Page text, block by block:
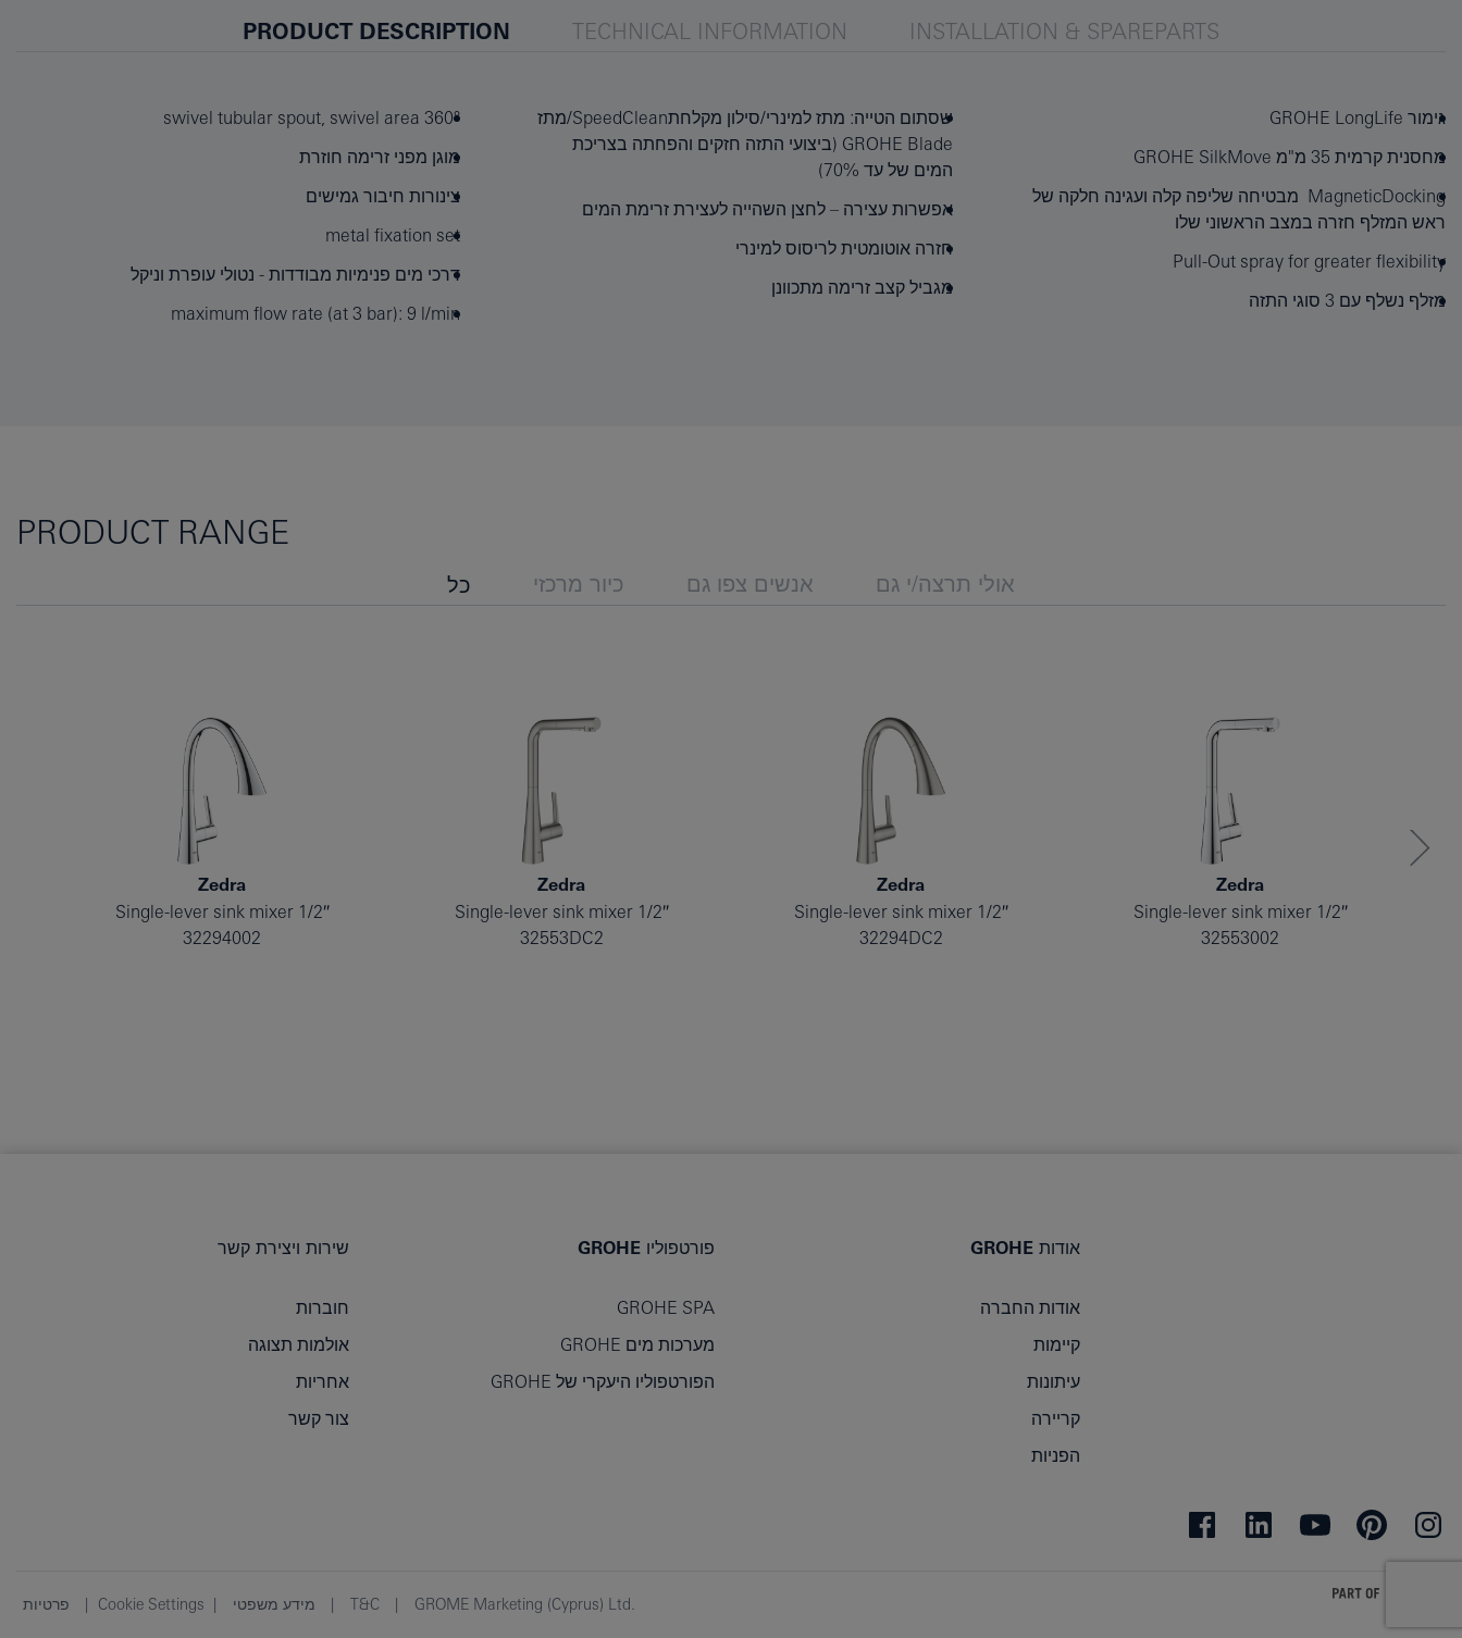
PRODUCT DESCRIPTION TECHNICAL INFORMATION INSTALLATION & SPAREPARTS
גימור GROHE LongLife
מחסנית קרמית 35 מ"מ ‏‏GROHE SilkMove‏
MagneticDocking ‏ מבטיחה שליפה קלה ועגינה חלקה של
ראש המזלף חזרה במצב הראשוני שלו
Pull-Out spray for greater flexibility
מזלף נשלף עם 3 סוגי התזה
שסתום הטייה: מתז למינרי/סילון מקלחתSpeedClean/מתז
GROHE Blade (ביצועי התזה חזקים והפחתה בצריכת
המים של עד 70%)
אפשרות עצירה – לחצן השהייה לעצירת זרימת המים
חזרה אוטומטית לריסוס למינרי
מגביל קצב זרימה מתכוונן
swivel tubular spout, swivel area 360°
מוגן מפני זרימה חוזרת
צינורות חיבור גמישים
metal fixation set
דרכי מים פנימיות מבודדות - נטולי עופרת וניקל
maximum flow rate (at 3 bar): 9 l/min
PRODUCT RANGE
כל כיור מרכזי אנשים צפו גם אולי תרצה/י גם
Zedra
Single-lever sink mixer 1/2″
32294002
Zedra
Single-lever sink mixer 1/2″
32553DC2
Zedra
Single-lever sink mixer 1/2″
32294DC2
Zedra
Single-lever sink mixer 1/2″
32553002
שירות ויצירת קשר
חוברות
אולמות תצוגה
אחריות
צור קשר
פורטפוליו GROHE
GROHE SPA
מערכות מים GROHE
הפורטפוליו היעקרי של GROHE
אודות GROHE
אודות החברה
קיימות
עיתונות
קריירה
הפניות
פרטיות Cookie Settings מידע משפטי T&C GROME Marketing (Cyprus) Ltd.